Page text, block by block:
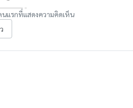
แรกที่แสดงความคิดเห็น